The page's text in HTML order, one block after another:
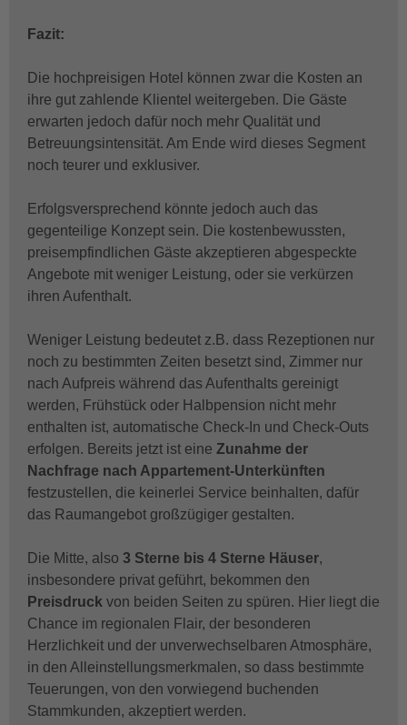
Fazit:
Die hochpreisigen Hotel können zwar die Kosten an
ihre gut zahlende Klientel weitergeben. Die Gäste
erwarten jedoch dafür noch mehr Qualität und
Betreuungsintensität. Am Ende wird dieses Segment
noch teurer und exklusiver.
Erfolgsversprechend könnte jedoch auch das
gegenteilige Konzept sein. Die kostenbewussten,
preisempfindlichen Gäste akzeptieren abgespeckte
Angebote mit weniger Leistung, oder sie verkürzen
ihren Aufenthalt.
Weniger Leistung bedeutet z.B. dass Rezeptionen nur
noch zu bestimmten Zeiten besetzt sind, Zimmer nur
nach Aufpreis während das Aufenthalts gereinigt
werden, Frühstück oder Halbpension nicht mehr
enthalten ist, automatische Check-In und Check-Outs
erfolgen. Bereits jetzt ist eine Zunahme der
Nachfrage nach Appartement-Unterkünften
festzustellen, die keinerlei Service beinhalten, dafür
das Raumangebot großzügiger gestalten.
Die Mitte, also 3 Sterne bis 4 Sterne Häuser,
insbesondere privat geführt, bekommen den
Preisdruck von beiden Seiten zu spüren. Hier liegt die
Chance im regionalen Flair, der besonderen
Herzlichkeit und der unverwechselbaren Atmosphäre,
in den Alleinstellungsmerkmalen, so dass bestimmte
Teuerungen, von den vorwiegend buchenden
Stammkunden, akzeptiert werden.